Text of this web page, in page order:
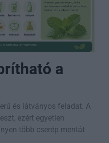
a
és látványos feladat. A
ezért egyetlen
több cserép mentát